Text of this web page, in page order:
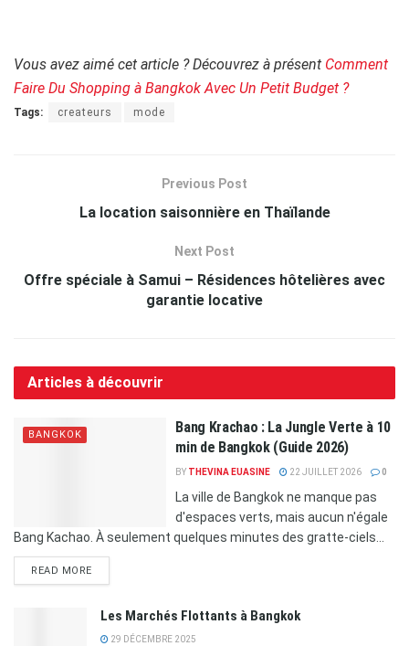
Vous avez aimé cet article ? Découvrez à présent Comment
Faire Du Shopping à Bangkok Avec Un Petit Budget ?
Tags: createurs mode
Previous Post
La location saisonnière en Thaïlande
Next Post
Offre spéciale à Samui – Résidences hôtelières avec
garantie locative
Articles à découvrir
BANGKOK
Bang Krachao : La Jungle Verte à 10
min de Bangkok (Guide 2026)
BY THEVINA EUASINE 22 JUILLET 2026 0
La ville de Bangkok ne manque pas
d'espaces verts, mais aucun n'égale
Bang Kachao. À seulement quelques minutes des gratte-ciels...
READ MORE
Les Marchés Flottants à Bangkok
29 DÉCEMBRE 2025